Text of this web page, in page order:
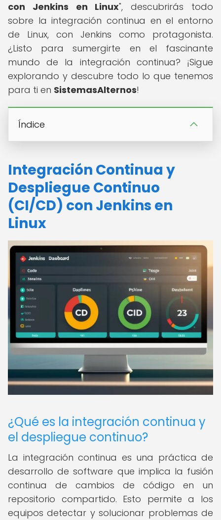
con Jenkins en Linux", descubrirás todo
sobre la integración continua en el entorno
de Linux, con Jenkins como protagonista.
¿Listo para sumergirte en el fascinante
mundo de la integración continua? ¡Sigue
explorando y descubre todo lo que tenemos
para ti en SistemasAlternos!
Índice
Integración Continua y
Despliegue Continuo
(CI/CD) con Jenkins en
Linux
¿Qué es la integración continua y
el despliegue continuo?
La integración continua es una práctica de
desarrollo de software que implica la fusión
continua de cambios de código en un
repositorio compartido. Esto permite a los
equipos detectar y solucionar problemas de